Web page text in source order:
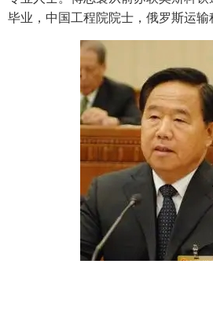
毕业，中国工程院院士，俄罗斯运输